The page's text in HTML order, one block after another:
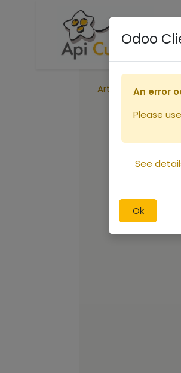
Articles
Odoo
Ok
An error
Please
See